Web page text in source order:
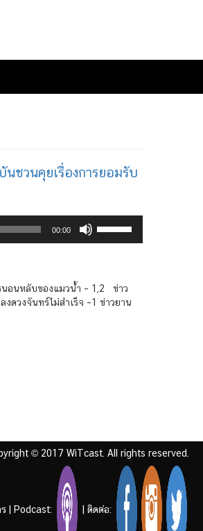
ชวนคุยเรื่องการยอมรับ
00:00
Up/Down
increase
or
นอนหลับของแมวน้ำ – 1,2 ข่าว
ดวงจันทร์ไม่สำเร็จ –1 ข่าวยาน
© 2017 WiTcast. All rights reserved.
Podcast: | ติดต่อ: